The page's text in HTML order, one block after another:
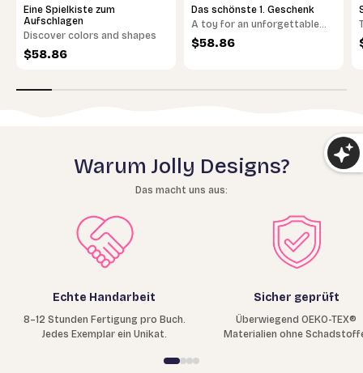
Eine Spielkiste zum
Aufschlagen
Discover colors and shapes
Sale price
$58.86
Das schönste 1. Geschenk
A toy for an unforgettable
birthday
Sale price
$58.86
Warum Jolly Designs?
Das macht uns aus:
Echte Handarbeit
8–12 Stunden Fertigung pro Buch.
Jedes Exemplar ein Unikat.
Sicher geprüft
Überwiegend OEKO-TEX®
Materialien ohne